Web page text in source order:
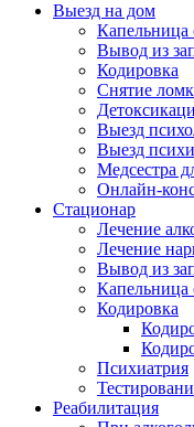
Выезд на дом
Капельница
Вывод из
Кодировка
Снятие
Выезд
Выезд
Медсестра
Онлайн-
Стационар
Лечение
Лечение
Вывод из
Капельница
Кодировка
Психиатрия
Реабилитация